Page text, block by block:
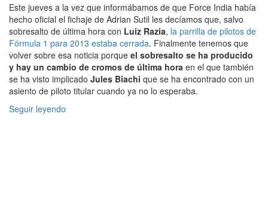
Este jueves a la vez que informábamos de que Force India había
hecho oficial el fichaje de Adrian Sutil les decíamos que, salvo
sobresalto de última hora con Luiz Razia, la parrilla de pilotos de
Fórmula 1 para 2013 estaba cerrada. Finalmente tenemos que
volver sobre esa noticia porque el sobresalto se ha producido
y hay un cambio de cromos de última hora en el que también
se ha visto implicado Jules Biachi que se ha encontrado con un
asiento de piloto titular cuando ya no lo esperaba.
Seguir leyendo